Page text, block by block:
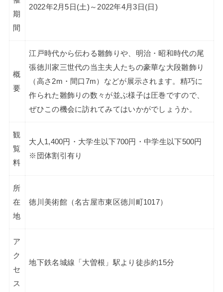
期
間
2022年2月5日(土)～2022年4月3日(日)
概
要
江戸時代から伝わる雛飾りや、明治・昭和時代の尾
張徳川家三世代の当主夫人たちの豪華な大段雛飾り
（高さ2m・間口7m）などが展示されます。精巧に
作られた雛飾りの数々が並ぶ様子は圧巻ですので、
ぜひこの機会に訪れてみてはいかがでしょうか。
観
覧
料
大人1,400円・大学生以下700円・中学生以下500円
※団体割引有り
所
在
地
徳川美術館（名古屋市東区徳川町1017）
ア
ク
セ
ス
地下鉄名城線「大曽根」駅より徒歩約15分